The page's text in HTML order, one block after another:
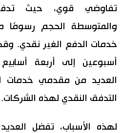
تفاوضي قوي، حيث
والمتوسطة الحجم رسومًا
خدمات الدفع الغير نقدي.
أسبوعين إلى أربعة
العديد من مقدمي خدمات
التدفق النقدي لهذه الشركات.
لهذه الأسباب، تفضل